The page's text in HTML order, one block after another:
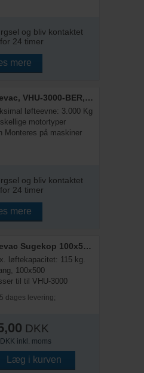
og bliv kontaktet
24 timer
mere
Hamevac, VHU-3000-BER, Vakuumløfter
løfteevne: 3.000 Kg
motortyper
Monteres på maskiner
og bliv kontaktet
24 timer
mere
Hamevac Sugekop 100x500 mm, t/ VHU-3000
løftekapacitet: 115 kg.
100x500
til til VHU-3000
dages levering;
DKK
DKK inkl. moms
Læg i kurven